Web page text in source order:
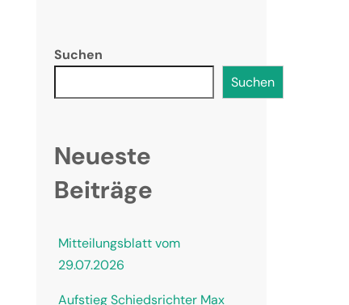
Suchen
Suchen
Neueste
Beiträge
Mitteilungsblatt vom
29.07.2026
Aufstieg Schiedsrichter Max